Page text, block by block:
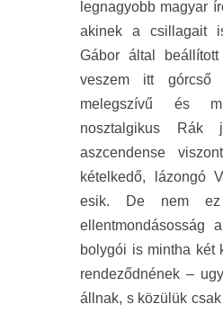
legnagyobb magyar
akinek a csillagait
Gábor által
veszem itt
melegszívű és
nosztalgikus Rák
aszcendense
kételkedő, lázongó
esik. De nem ez
ellentmondásosság
bolygói is mintha két
rendeződnének –
állnak, s közülük